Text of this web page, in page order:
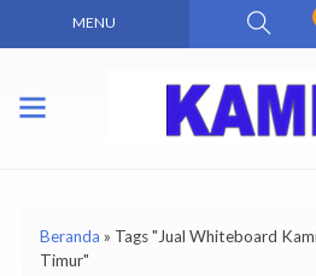
MENU
Beranda » Tags "Jual Whiteboard
Timur"